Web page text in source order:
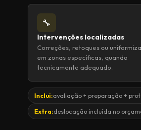
🔧
Intervenções localizadas
Correções, retoques ou
em zonas específicas, quando
tecnicamente adequado.
Inclui:avaliação + preparação +
Extra:deslocação incluída no